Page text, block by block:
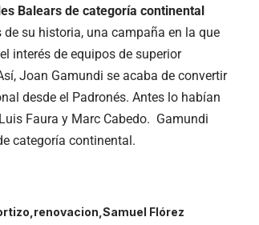
Balears de categoría continental
su historia, una campaña en la que
interés de equipos de superior
Joan Gamundi se acaba de convertir
desde el Padronés. Antes lo habían
Faura y Marc Cabedo. Gamundi
categoría continental.
renovacion Samuel Flórez